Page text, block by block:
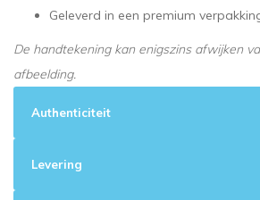
Geleverd in een premium
De handtekening kan enigszins afwijken
afbeelding.
Authenticiteit
Levering